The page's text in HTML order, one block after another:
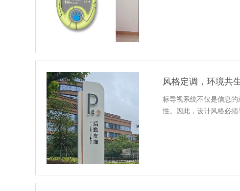
风格定调，环境共
标导视系统不仅是信息
性。因此，设计风格必须